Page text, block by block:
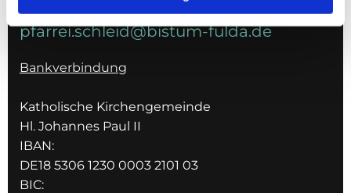
pfarrei.schleid@bistum-fulda.de
Bankverbindung
Katholische Kirchengemeinde
Hl. Johannes Paul II
IBAN:
DE18 5306 1230 0003 2101 03
BIC: